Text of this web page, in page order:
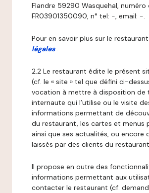
Flandre 59290 Wasquehal, numéro
FR03901350090, n° tel: -, email: -.
Pour en savoir plus sur le
légales .
2.2 Le restaurant édite le présent
(cf. le « site » tel que défini ci-
vocation à mettre à disposition de
internaute qui l’utilise ou le visite
informations permettant de
du restaurant, les cartes et menus
ainsi que ses actualités, ou encore
laissés par des clients du
Il propose en outre des
informations permettant aux
contacter le restaurant (cf.